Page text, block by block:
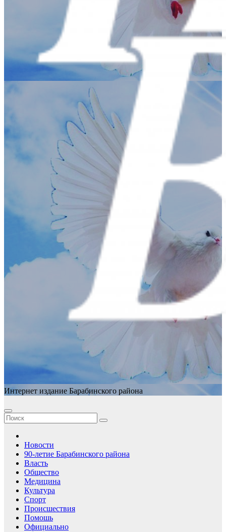
Интернет издание Барабинского района
Новости
90-летие Барабинского района
Власть
Общество
Медицина
Культура
Спорт
Происшествия
Помошь
Официально